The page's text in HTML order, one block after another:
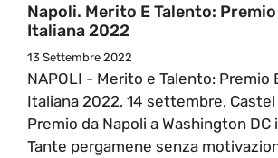
Napoli. Merito E Talento:
Italiana 2022
13 Settembre 2022
NAPOLI - Merito e Talento: Premio
Italiana 2022, 14 settembre, Castel
Premio da Napoli a Washington DC
Tante pergamene senza